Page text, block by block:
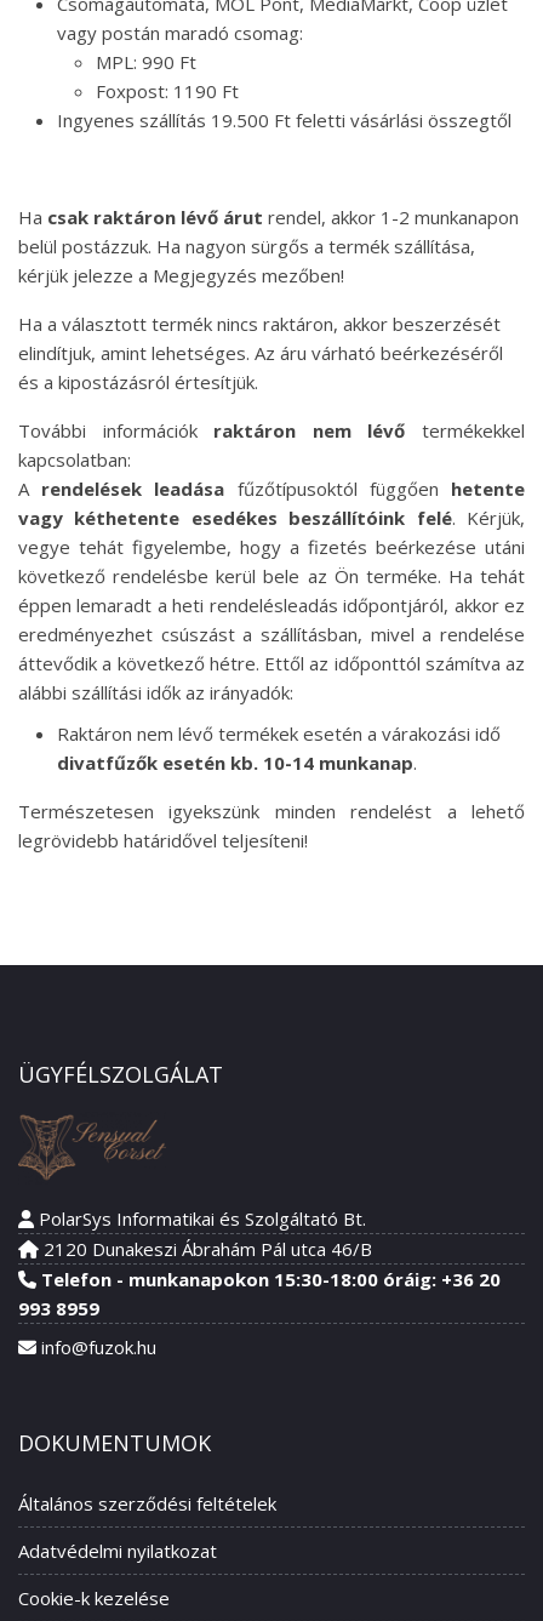
vagy postán maradó csomag:
MPL: 990 Ft
Foxpost: 1190 Ft
Ingyenes szállítás 19.500 Ft feletti vásárlási összegtől
Ha csak raktáron lévő árut rendel, akkor 1-2 munkanapon
belül postázzuk. Ha nagyon sürgős a termék szállítása,
kérjük jelezze a Megjegyzés mezőben!
Ha a választott termék nincs raktáron, akkor beszerzését
elindítjuk, amint lehetséges. Az áru várható beérkezéséről
és a kipostázásról értesítjük.
További információk raktáron nem lévő termékekkel
kapcsolatban:
A rendelések leadása fűzőtípusoktól függően hetente
vagy kéthetente esedékes beszállítóink felé. Kérjük,
vegye tehát figyelembe, hogy a fizetés beérkezése utáni
következő rendelésbe kerül bele az Ön terméke. Ha tehát
éppen lemaradt a heti rendelésleadás időpontjáról, akkor ez
eredményezhet csúszást a szállításban, mivel a rendelése
áttevődik a következő hétre. Ettől az időponttól számítva az
alábbi szállítási idők az irányadók:
Raktáron nem lévő termékek esetén a várakozási idő
divatfűzők esetén kb. 10-14 munkanap.
Természetesen igyekszünk minden rendelést a lehető
legrövidebb határidővel teljesíteni!
ÜGYFÉLSZOLGÁLAT
PolarSys Informatikai és Szolgáltató Bt.
2120 Dunakeszi Ábrahám Pál utca 46/B
Telefon - munkanapokon 15:30-18:00 óráig: +36 20
993 8959
info@fuzok.hu
DOKUMENTUMOK
Általános szerződési feltételek
Adatvédelmi nyilatkozat
Cookie-k kezelése